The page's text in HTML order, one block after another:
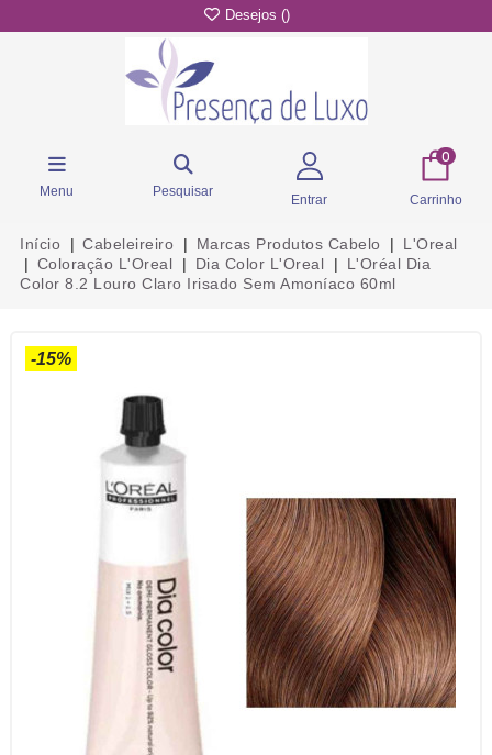
Desejos ()
Menu Pesquisar
Entrar
0
Carrinho
Início Cabeleireiro Marcas Produtos Cabelo
L'Oreal
Coloração L'Oreal
Dia Color L'Oreal
L'Oréal Dia
Color 8.2 Louro Claro Irisado Sem Amoníaco 60ml
-15%